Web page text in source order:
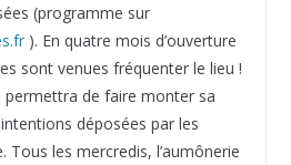
(programme sur
). En quatre mois d’ouverture
sont venues fréquenter le lieu !
permettra de faire monter sa
déposées par les
Tous les mercredis, l’aumônerie